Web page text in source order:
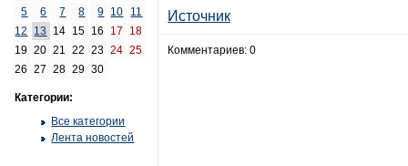
5
6 7 8 9 10
11
12
13 14 15 16 17
18
19 20 21 22 23 24 25
26
27 28 29 30
Категории:
Все категории
Лента новостей
Источник
Комментариев: 0